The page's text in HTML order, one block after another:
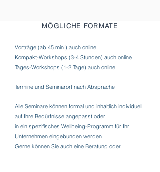
MÖGLICHE FORMATE
Vorträge (ab 45 min.) auch online
Kompakt-Workshops (3-4 Stunden) auch online
Tages-Workshops (1-2 Tage) auch online
Termine und Seminarort nach Absprache
Alle Seminare können formal und inhaltlich individuell
auf Ihre Bedürfnisse angepasst oder
in ein spezifisches Wellbeing-Programm für Ihr
Unternehmen eingebunden werden.
Gerne können Sie auch eine Beratung oder